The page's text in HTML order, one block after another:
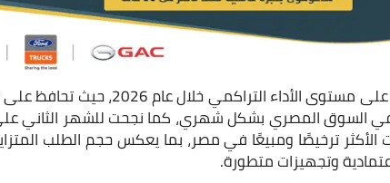
وتواصل جيتور تحقيق نتائج قوية على مستوى
في السوق المصري بشكل شهري، كما نجحت للشهر الثاني
الأكثر ترخيصًا ومبيعًا في مصر، بما يعكس حجم الطلب
وتجهيزات متطورة.